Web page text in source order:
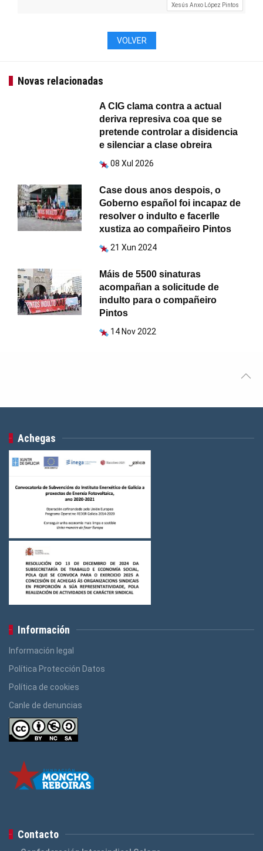
Xesús Anxo López Pintos
VOLVER
Novas relacionadas
A CIG clama contra a actual
deriva represiva coa que se
pretende controlar a disidencia
e silenciar a clase obreira
08 Xul 2026
Case dous anos despois, o
Goberno español foi incapaz de
resolver o indulto e facerlle
xustiza ao compañeiro Pintos
21 Xun 2024
Máis de 5500 sinaturas
acompañan a solicitude de
indulto para o compañeiro
Pintos
14 Nov 2022
Achegas
Información
Información legal
Política Protección Datos
Política de cookies
Canle de denuncias
Contacto